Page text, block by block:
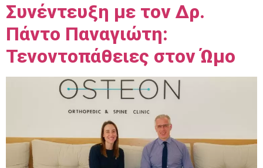
Συνέντευξη με τον Δρ.
Πάντο Παναγιώτη:
Τενοντοπάθειες στον Ώμο